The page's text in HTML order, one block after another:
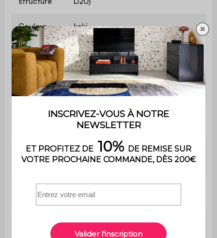
Couleur kaki
Taille 160 x 200 cm
Nombre de
places
2
Lit coffre Oui
Coffre de
rangement
Oui
lattes
26
Contient du
Oui
✖